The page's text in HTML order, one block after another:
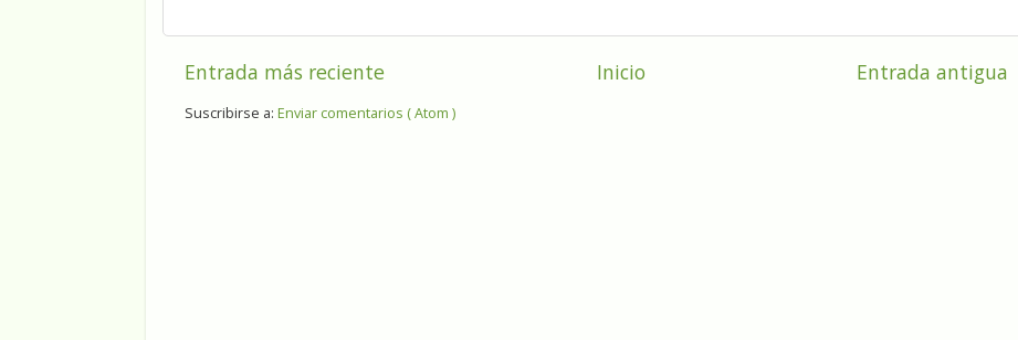
Entrada más reciente Entrada antigua
Inicio
Suscribirse a: Enviar comentarios ( Atom )